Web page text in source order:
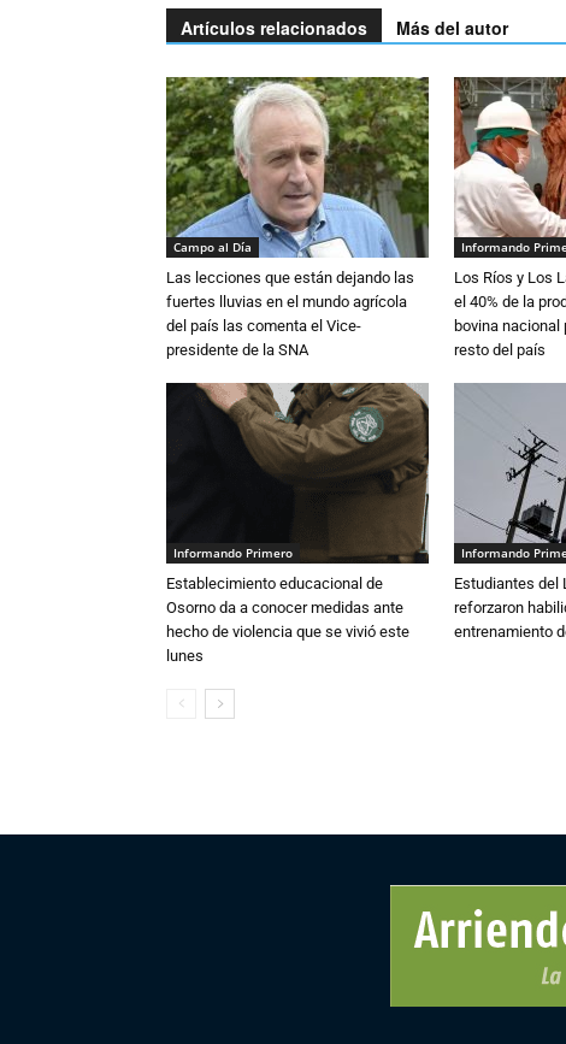
Artículos relacionados Más del autor
Campo al Día
Las lecciones que están dejando las
fuertes lluvias en el mundo agrícola
del país las comenta el Vice-
presidente de la SNA
Informando
Los Ríos y Los
el 40% de la
bovina nacional
resto del país
Informando Primero
Establecimiento educacional de
Osorno da a conocer medidas ante
hecho de violencia que se vivió este
lunes
Informando
Estudiantes del
reforzaron
entrenamiento